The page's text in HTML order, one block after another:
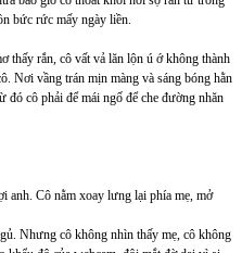
bức rức mấy ngày liền.
thấy rắn, cô vất vả lăn lộn ú ớ không thành
Nơi vầng trán mịn màng và sáng bóng hằn
đó cô phải để mái ngố để che đường nhăn
anh. Cô nằm xoay lưng lại phía mẹ, mở
Nhưng cô không nhìn thấy mẹ, cô không